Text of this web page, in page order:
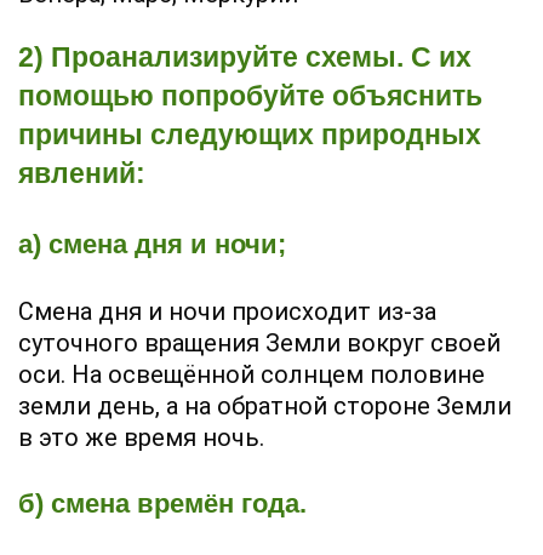
2) Проанализируйте схемы. С их
помощью попробуйте объяснить
причины следующих природных
явлений:
а) смена дня и ночи;
Смена дня и ночи происходит из-за
суточного вращения Земли вокруг своей
оси. На освещённой солнцем половине
земли день, а на обратной стороне Земли
в это же время ночь.
б) смена времён года.